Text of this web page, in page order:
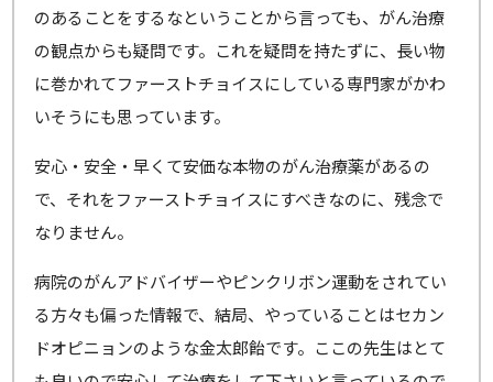
のあることをするなということから言っても、がん治療
の観点からも疑問です。これを疑問を持たずに、長い物
に巻かれてファーストチョイスにしている専門家がかわ
いそうにも思っています。
安心・安全・早くて安価な本物のがん治療薬があるの
で、それをファーストチョイスにすべきなのに、残念で
なりません。
病院のがんアドバイザーやピンクリボン運動をされてい
る方々も偏った情報で、結局、やっていることはセカン
ドオピニョンのような金太郎飴です。ここの先生はとて